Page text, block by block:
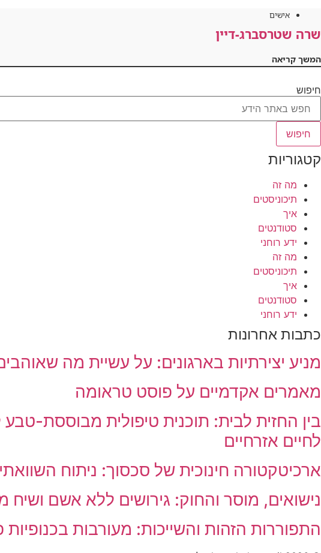
אישים
שרה שטרסברג-דיין
המשך קריאה
חיפוש
חיפוש
קטגוריות
מה זה
תיכוניסטים
איך
סטודנטים
ידע רוחני
מה זה
תיכוניסטים
איך
סטודנטים
ידע רוחני
כתבות אחרונות
מניע יצירתיות בארגונים: על עשיית מה
מאמרים אקדמיים על פוסט טראומה
בין החזית לבית: תוכנית טיפולית מבוססת-טבע
לחיים אזרחיים
ארכיטקטורה חינוכית של סכסוך: ניתוח
נישואים, מוסר והחוק: גירושים ללא אשם ושיח
התפוררות הזהות והשייכות: מעורבות